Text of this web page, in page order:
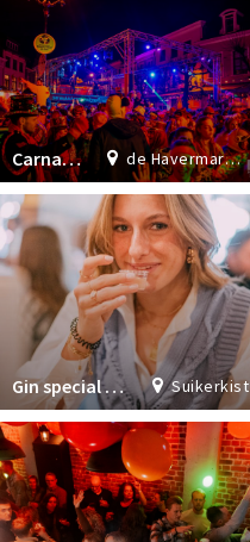
de Havermarkt Breda
Carnaval 2024 op de Havermarkt
Suikerkist
Gin special Stappen Magazine 2024